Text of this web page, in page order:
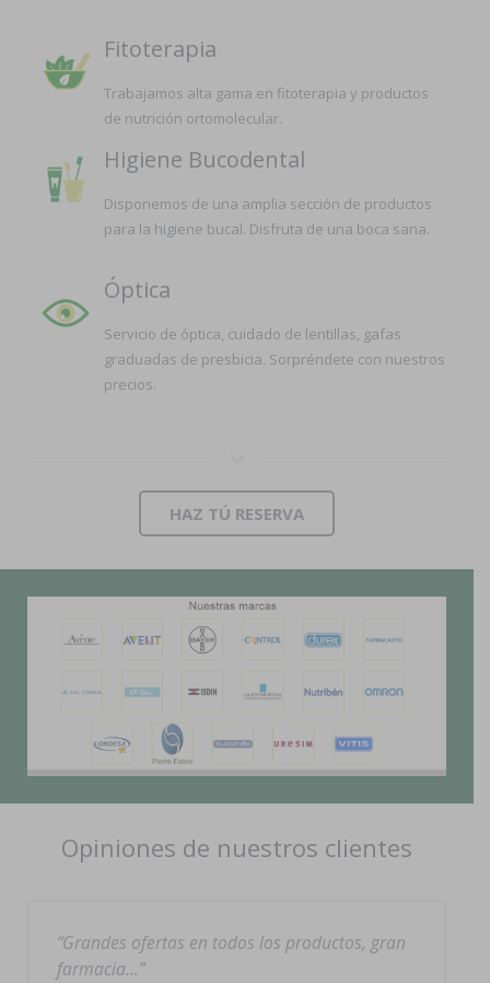
Fitoterapia
Trabajamos alta gama en fitoterapia y productos
de nutrición ortomolecular.
Higiene Bucodental
Disponemos de una amplia sección de productos
para la higiene bucal. Disfruta de una boca sana.
Óptica
Servicio de óptica, cuidado de lentillas, gafas
graduadas de presbicia. Sorpréndete con nuestros
precios.
HAZ TÚ RESERVA
Opiniones de nuestros clientes
Grandes ofertas en todos los productos, gran
farmacia…